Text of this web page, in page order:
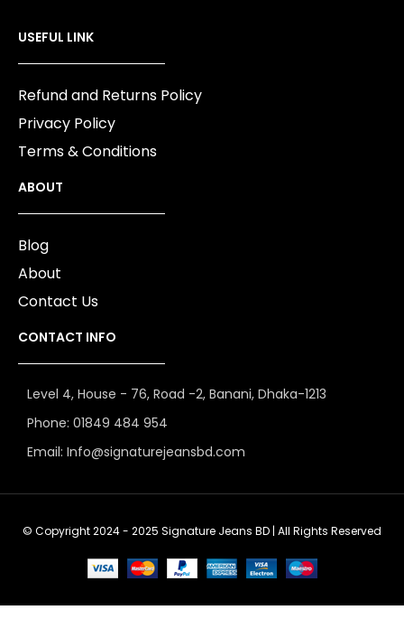
USEFUL LINK
Refund and Returns Policy
Privacy Policy
Terms & Conditions
ABOUT
Blog
About
Contact Us
CONTACT INFO
Level 4, House - 76, Road -2, Banani, Dhaka-1213
Phone: 01849 484 954
Email: Info@signaturejeansbd.com
© Copyright 2024 - 2025 Signature Jeans BD | All Rights Reserved